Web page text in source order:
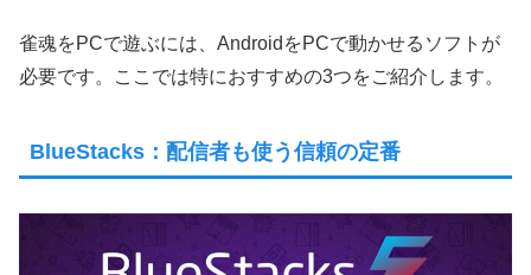
雀魂をPCで遊ぶには、AndroidをPCで動かせるソフトが
必要です。ここでは特におすすめの3つをご紹介します。
BlueStacks：配信者も使う信頼の定番